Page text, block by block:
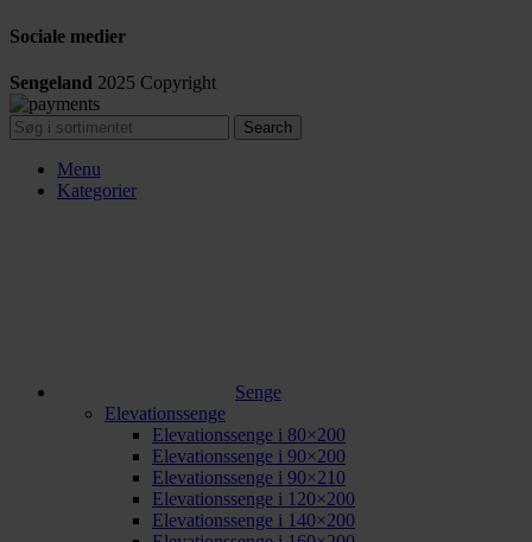
Sociale medier
Sengeland 2025 Copyright
Search
Menu
Kategorier
Senge
Elevationssenge
Elevationssenge i 80×200
Elevationssenge i 90×200
Elevationssenge i 90×210
Elevationssenge i 120×200
Elevationssenge i 140×200